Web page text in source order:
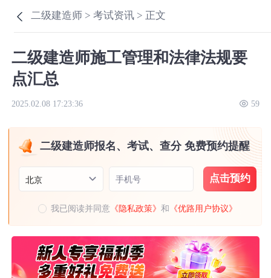
二级建造师 >考试资讯 > 正文
二级建造师施工管理和法律法规要
点汇总
2025.02.08 17:23:36 59
二级建造师报名、考试、查分 免费预约提醒
北京 手机号 点击预约
我已阅读并同意 《隐私政策》和 《优路用户协议》